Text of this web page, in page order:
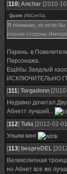
[110] Anchar [2010-
Quote (AbCenTa)
Я понимаю, но если бы
плохие стороны
Парень. в
Персонажа.
Ещёбы Заядлый
ИСКЛЮЧИТЕЛЬНО ГГ
[111] Torgadonn
Недавно дочитал
Абнетт лучший...
[112] Tulia [2012-02-
Ульим кинг
[113] bespreDEL
Великолепная
но Абнет все же